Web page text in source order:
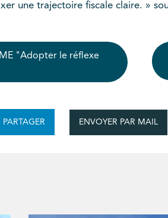
une trajectoire fiscale claire. »
"Adopter le réflexe
PARTAGER ENVOYER PAR MAIL